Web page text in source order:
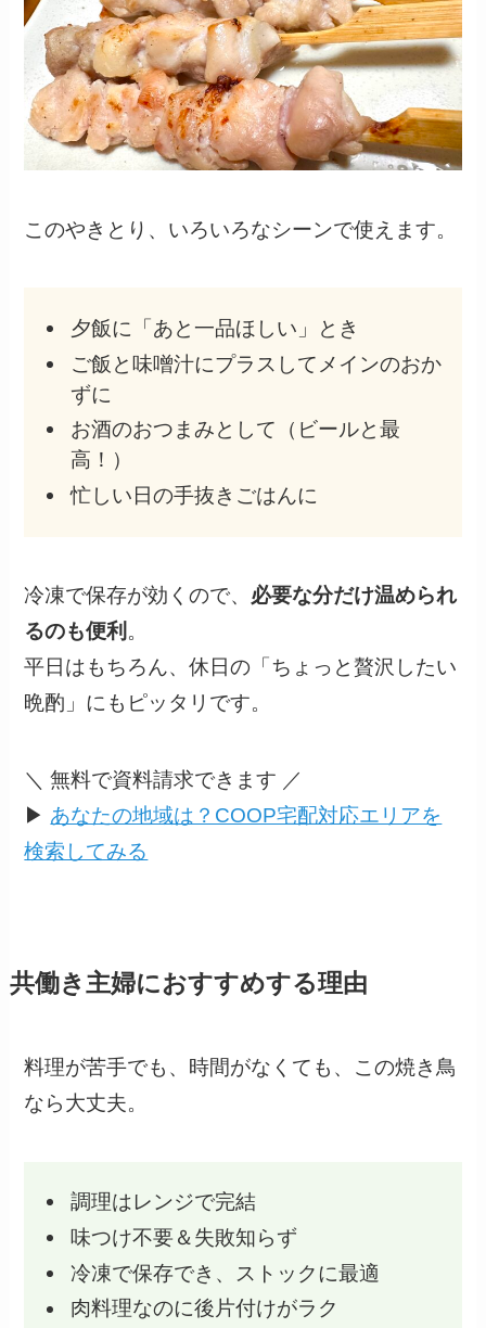
このやきとり、いろいろなシーンで使えます。
夕飯に「あと一品ほしい」とき
ご飯と味噌汁にプラスしてメインのおか
ずに
お酒のおつまみとして（ビールと最
高！）
忙しい日の手抜きごはんに
冷凍で保存が効くので、 必要な分だけ温められ
るのも便利 。
平日はもちろん、休日の「ちょっと贅沢したい
晩酌」にもピッタリです。
＼ 無料で資料請求できます ／
▶ あなたの地域は？COOP宅配対応エリアを
検索してみる
共働き主婦におすすめする理由
料理が苦手でも、時間がなくても、この焼き鳥
なら大丈夫。
調理はレンジで完結
味つけ不要＆失敗知らず
冷凍で保存でき、ストックに最適
肉料理なのに後片付けがラク